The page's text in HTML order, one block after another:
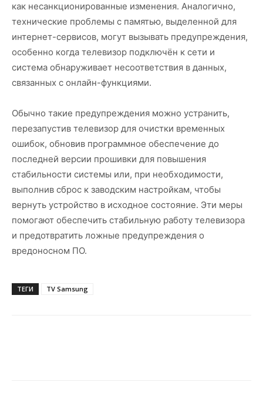
как несанкционированные изменения. Аналогично,
технические проблемы с памятью, выделенной для
интернет-сервисов, могут вызывать предупреждения,
особенно когда телевизор подключён к сети и
система обнаруживает несоответствия в данных,
связанных с онлайн-функциями.
Обычно такие предупреждения можно устранить,
перезапустив телевизор для очистки временных
ошибок, обновив программное обеспечение до
последней версии прошивки для повышения
стабильности системы или, при необходимости,
выполнив сброс к заводским настройкам, чтобы
вернуть устройство в исходное состояние. Эти меры
помогают обеспечить стабильную работу телевизора
и предотвратить ложные предупреждения о
вредоносном ПО.
ТЕГИ TV Samsung